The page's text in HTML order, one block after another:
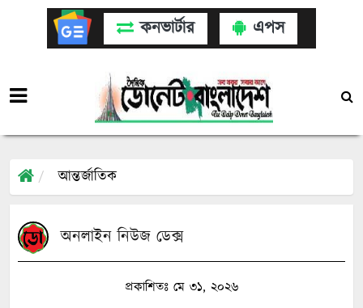
কনভার্টার এপস
আন্তর্জাতিক
অনলাইন নিউজ ডেক্স
প্রকাশিতঃ মে ৩১, ২০২৬